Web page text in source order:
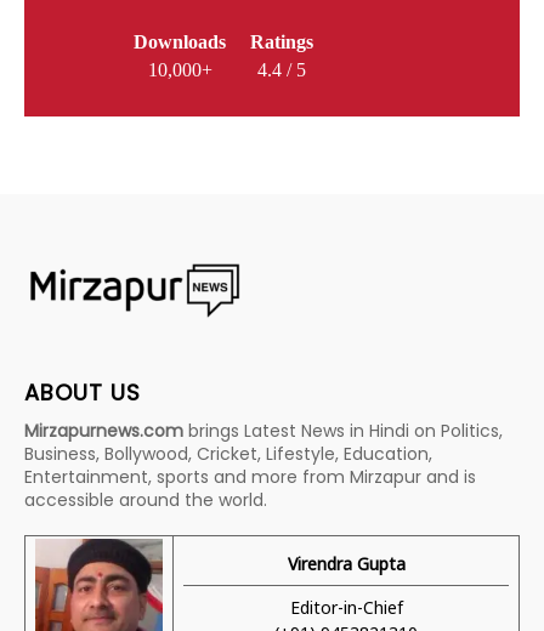
Downloads
10,000+
Ratings
4.4 / 5
ABOUT US
Mirzapurnews.com brings Latest News in Hindi on Politics,
Business, Bollywood, Cricket, Lifestyle, Education,
Entertainment, sports and more from Mirzapur and is
accessible around the world.
Virendra Gupta
Editor-in-Chief